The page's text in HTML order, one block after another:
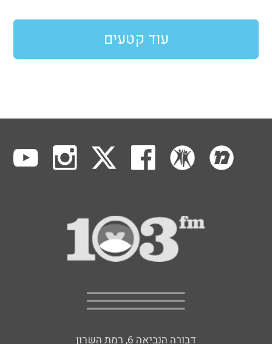
עוד קטעים
דבורה הנביאה 6, רמת השרון